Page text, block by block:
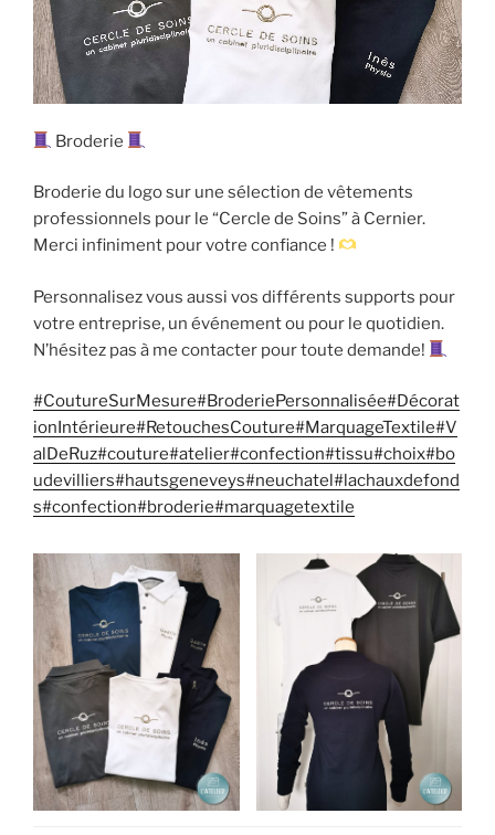
Broderie
Broderie du logo sur une sélection de vêtements
professionnels pour le “Cercle de Soins” à Cernier.
Merci infiniment pour votre confiance !
Personnalisez vous aussi vos différents supports pour
votre entreprise, un événement ou pour le quotidien.
N’hésitez pas à me contacter pour toute demande!
#CoutureSurMesure#BroderiePersonnalisée#Décorat
ionIntérieure#RetouchesCouture#MarquageTextile#V
alDeRuz#couture#atelier#confection#tissu#choix#bo
udevilliers#hautsgeneveys#neuchatel#lachauxdefond
s#confection#broderie#marquagetextile